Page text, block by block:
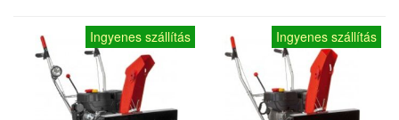
Ingyenes szállítás Ingyenes szállítás